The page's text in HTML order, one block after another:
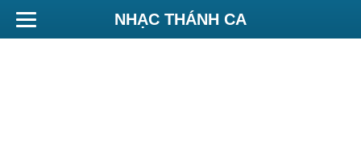
NHẠC THÁNH CA